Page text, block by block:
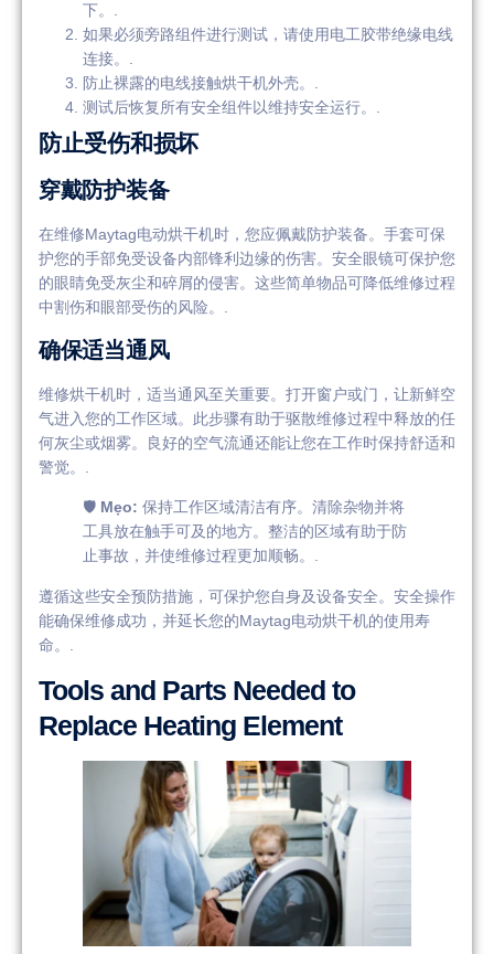
下。.
如果必须旁路组件进行测试，请使用电工胶带绝缘电线
连接。.
防止裸露的电线接触烘干机外壳。.
测试后恢复所有安全组件以维持安全运行。.
防止受伤和损坏
穿戴防护装备
在维修Maytag电动烘干机时，您应佩戴防护装备。手套可保
护您的手部免受设备内部锋利边缘的伤害。安全眼镜可保护您
的眼睛免受灰尘和碎屑的侵害。这些简单物品可降低维修过程
中割伤和眼部受伤的风险。.
确保适当通风
维修烘干机时，适当通风至关重要。打开窗户或门，让新鲜空
气进入您的工作区域。此步骤有助于驱散维修过程中释放的任
何灰尘或烟雾。良好的空气流通还能让您在工作时保持舒适和
警觉。.
🛡️ Mẹo: 保持工作区域清洁有序。清除杂物并将
工具放在触手可及的地方。整洁的区域有助于防
止事故，并使维修过程更加顺畅。.
遵循这些安全预防措施，可保护您自身及设备安全。安全操作
能确保维修成功，并延长您的Maytag电动烘干机的使用寿
命。.
Tools and Parts Needed to
Replace Heating Element